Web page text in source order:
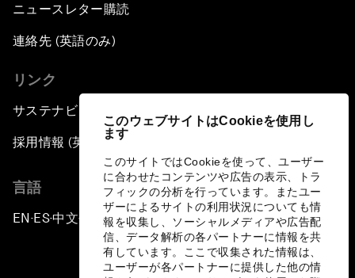
このウェブサイトはCookieを使用し
ます
このサイトではCookieを使って、ユーザー
に合わせたコンテンツや広告の表示、トラ
フィックの分析を行っています。またユー
ザーによるサイトの利用状況についても情
報を収集し、ソーシャルメディアや広告配
信、データ解析の各パートナーに情報を共
有しています。ここで収集された情報は、
ユーザーが各パートナーに提供した他の情
ニュースレター購読
連絡先 (英語のみ)
リンク
サステナビリティへの取り組み
採用情報 (英語のみ)
言語
EN ▪ES▪中文▪ 日本語